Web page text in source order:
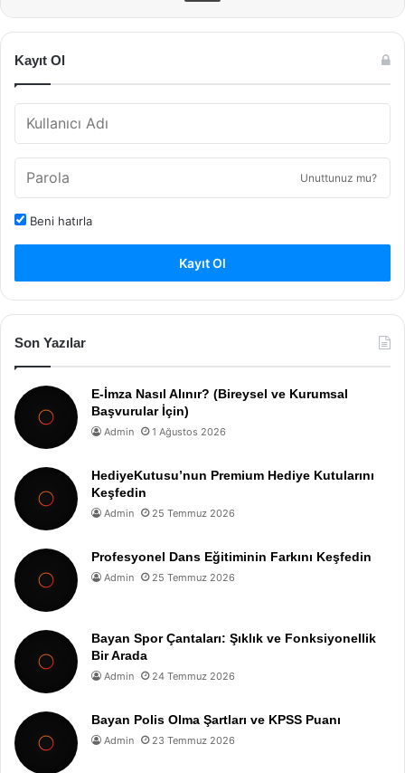
Kayıt Ol
Unuttunuz mu?
Beni hatırla
Kayıt Ol
Son Yazılar
E-İmza Nasıl Alınır? (Bireysel ve Kurumsal
Başvurular İçin)
Admin 1 Ağustos 2026
HediyeKutusu’nun Premium Hediye Kutularını
Keşfedin
Admin 25 Temmuz 2026
Profesyonel Dans Eğitiminin Farkını Keşfedin
Admin 25 Temmuz 2026
Bayan Spor Çantaları: Şıklık ve Fonksiyonellik
Bir Arada
Admin 24 Temmuz 2026
Bayan Polis Olma Şartları ve KPSS Puanı
Admin 23 Temmuz 2026